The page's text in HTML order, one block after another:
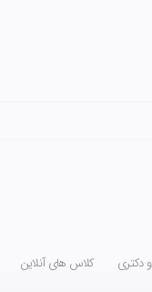
دکتری کلاس های آنلاین